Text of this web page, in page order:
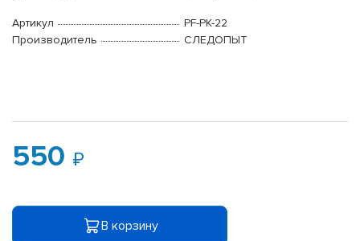
Артикул
PF-PK-22
Производитель
СЛЕДОПЫТ
550
В корзину